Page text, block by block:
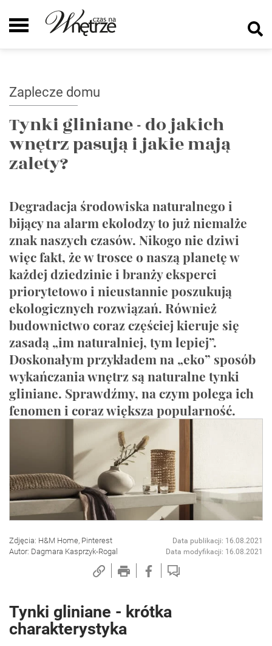
Zaplecze domu
Tynki gliniane - do jakich
wnętrz pasują i jakie mają
zalety?
Degradacja środowiska naturalnego i
bijący na alarm ekolodzy to już niemalże
znak naszych czasów. Nikogo nie dziwi
więc fakt, że w trosce o naszą planetę w
każdej dziedzinie i branży eksperci
priorytetowo i nieustannie poszukują
ekologicznych rozwiązań. Również
budownictwo coraz częściej kieruje się
zasadą „im naturalniej, tym lepiej”.
Doskonałym przykładem na „eko” sposób
wykańczania wnętrz są naturalne tynki
gliniane. Sprawdźmy, na czym polega ich
fenomen i coraz większa popularność.
Zdjęcia: H&M Home, Pinterest
Autor: Dagmara Kasprzyk-Rogal
Data publikacji: 16.08.2021
Data modyfikacji: 16.08.2021
Tynki gliniane - krótka
charakterystyka